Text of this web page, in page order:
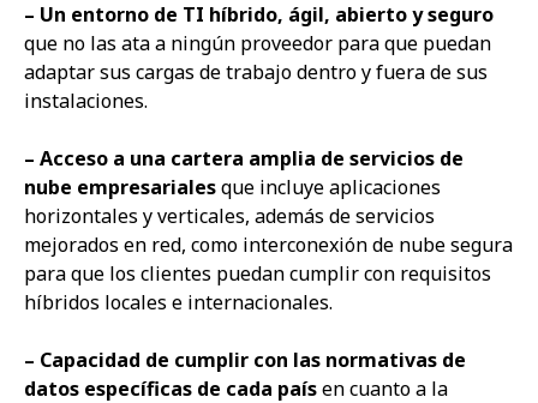
– Un entorno de TI híbrido, ágil, abierto y seguro
que no las ata a ningún proveedor para que puedan
adaptar sus cargas de trabajo dentro y fuera de sus
instalaciones.
– Acceso a una cartera amplia de servicios de
nube empresarialesque incluye aplicaciones
horizontales y verticales, además de servicios
mejorados en red, como interconexión de nube segura
para que los clientes puedan cumplir con requisitos
híbridos locales e internacionales.
– Capacidad de cumplir con las normativas de
datos específicas de cada paísen cuanto a la